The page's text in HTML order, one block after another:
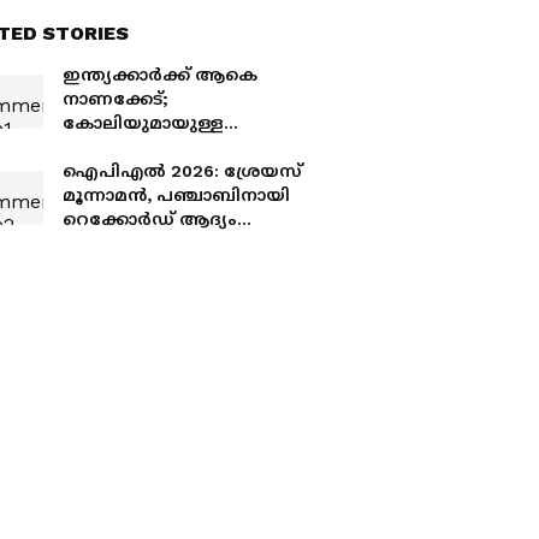
STORIES
ഇന്ത്യക്കാര്‍ക്ക് ആകെ
നാണക്കേട്;
കോലിയുമായുള്ള
ഹെഡിന്‍റെ ഭാര്യക്ക് നേരെ
കടുത്ത സൈബര്‍
ആക്രമണം
ഐപിഎല്‍ 2026: ശ്രേയസ്
മൂന്നാമൻ, പഞ്ചാബിനായി
റെക്കോ‍ര്‍ഡ് ആദ്യം